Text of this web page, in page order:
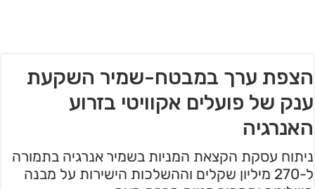
הצפת ערך במבטח-שמיר השקעת
ענק של פועלים אקוויטי בזרוע
האנרגיה
ניתוח עסקת הקצאת המניות בשמיר אנרגיה בתמורה
ל-270 מיליון שקלים וההשלכות הישירות על מבנה